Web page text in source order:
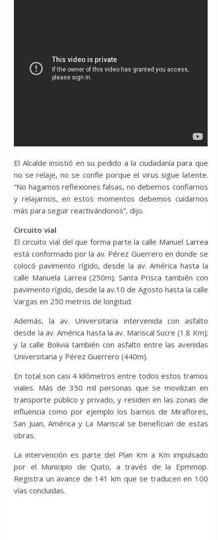
El Alcalde insistió en su pedido a la ciudadanía para que
no se relaje, no se confíe porque el virus sigue latente.
“No hagamos reflexiones falsas, no debemos confiarnos
y relajarnos, en estos momentos debemos cuidarnos
más para seguir reactivándonos”, dijo.
Circuito vial
El circuito vial del que forma parte la calle Manuel Larrea
está conformado por la av. Pérez Guerrero en donde se
colocó pavimento rígido, desde la av. América hasta la
calle Manuela Larrea (250m); Santa Prisca también con
pavimento rígido, desde la av.10 de Agosto hasta la calle
Vargas en 250 metros de longitud.
Además, la av. Universitaria intervenida con asfalto
desde la av. América hasta la av. Mariscal Sucre (1.8 Km);
y la calle Bolivia también con asfalto entre las avenidas
Universitaria y Pérez Guerrero (440m).
En total son casi 4 kilómetros entre todos estos tramos
viales. Más de 350 mil personas que se movilizan en
transporte público y privado, y residen en las zonas de
influencia como por ejemplo los barrios de Miraflores,
San Juan, América y La Mariscal se benefician de estas
obras.
La intervención es parte del Plan Km a Km impulsado
por el Municipio de Quito, a través de la Epmmop.
Registra un avance de 141 km que se traducen en 100
vías concluidas.